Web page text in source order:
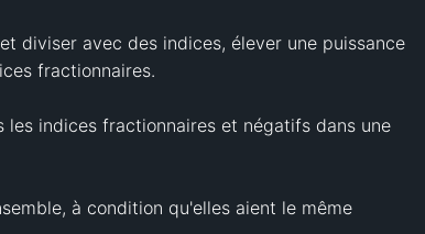
diviser avec des indices, élever une puissance
fractionnaires.
les indices fractionnaires et négatifs dans une
à condition qu'elles aient le même